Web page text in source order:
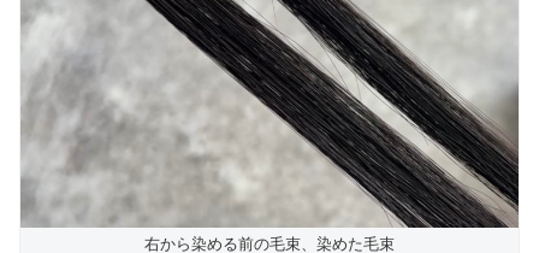
右から染める前の毛束、染めた毛束